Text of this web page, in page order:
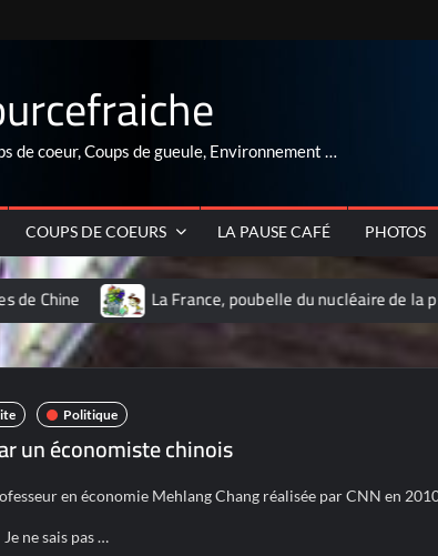
de coeur, Coups de gueule, Environnement …
COUPS DE COEURS LA PAUSE CAFÉ PHOTOS
La France, poubelle du nucléaire de la planète ??
Politique
un économiste chinois
en économie Mehlang Chang réalisée par CNN en
ne sais pas …